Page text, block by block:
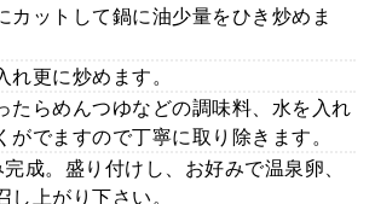
カットして鍋に油少量をひき炒めま
更に炒めます。
たらめんつゆなどの調味料、水を入れ
がでますので丁寧に取り除きます。
成。盛り付けし、お好みで温泉卵、
上がり下さい。